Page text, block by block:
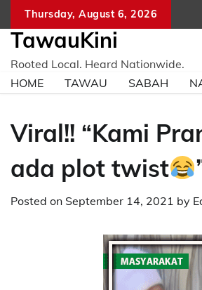
content
Thursday, August 6, 2026
TawauKini
Rooted Local. Heard Nationwide.
HOME
TAWAU SABAH
Viral!! “Kami
ada plot twist
Posted on September 14, 2021 by